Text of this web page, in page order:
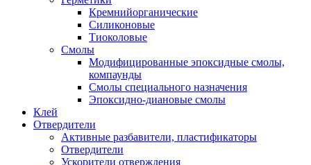
Кремнийорганические
Силиконовые
Тиоколовые
Смолы
Модифицированные эпоксидные смолы,
компаунды
Смолы специального назначения
Эпоксидно-диановые смолы
Клей
Отвердители
Активные разбавители, пластификаторы
Отвердители
Ускорители отверждения